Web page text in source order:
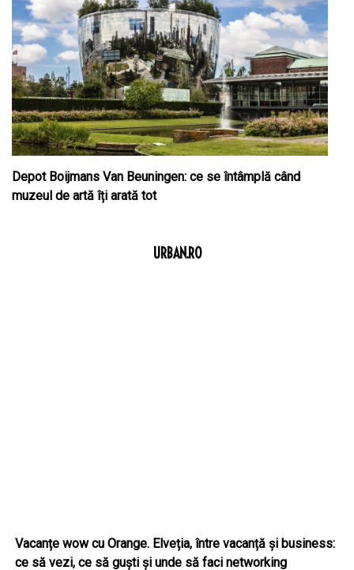
Depot Boijmans Van Beuningen: ce se întâmplă când
muzeul de artă îți arată tot
URBAN.RO
Vacanțe wow cu Orange. Elveția, între vacanță și business:
ce să vezi, ce să guști și unde să faci networking